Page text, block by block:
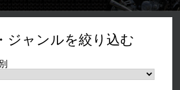
ジャンルを絞り込む